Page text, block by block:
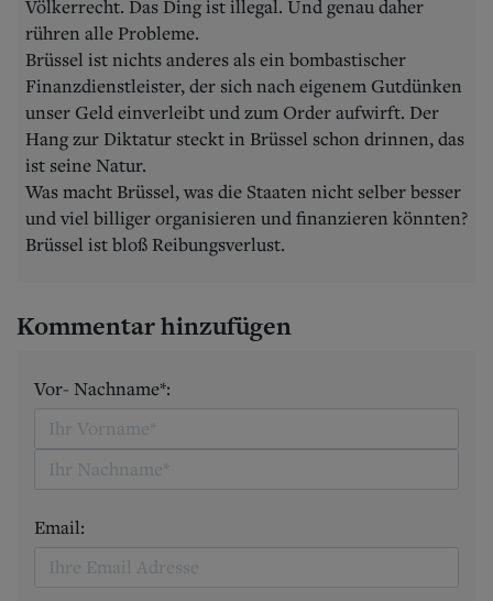
Völkerrecht. Das Ding ist illegal. Und genau daher
rühren alle Probleme.
Brüssel ist nichts anderes als ein bombastischer
Finanzdienstleister, der sich nach eigenem Gutdünken
unser Geld einverleibt und zum Order aufwirft. Der
Hang zur Diktatur steckt in Brüssel schon drinnen, das
ist seine Natur.
Was macht Brüssel, was die Staaten nicht selber besser
und viel billiger organisieren und finanzieren könnten?
Brüssel ist bloß Reibungsverlust.
Kommentar hinzufügen
Vor- Nachname*:
Email: